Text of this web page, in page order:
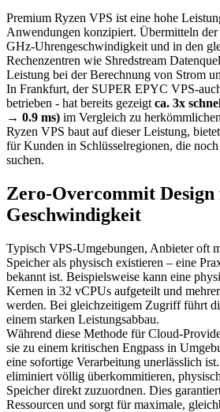
Premium Ryzen VPS ist eine hohe
Anwendungen konzipiert. Übermitteln
GHz-Uhrengeschwindigkeit und in den
Rechenzentren wie Shredstream
Leistung bei der Berechnung von Strom
In Frankfurt, der SUPER EPYC VPS-
betrieben - hat bereits gezeigt ca. 3x
→ 0.9 ms) im Vergleich zu
Ryzen VPS baut auf dieser Leistung,
für Kunden in Schlüsselregionen, die
suchen.
Zero-Overcommit
Geschwindigkeit
Typisch VPS-Umgebungen, Anbieter oft
Speicher als physisch existieren – eine
bekannt ist. Beispielsweise kann eine
Kernen in 32 vCPUs aufgeteilt und
werden. Bei gleichzeitigem Zugriff führt
einem starken Leistungsabbau.
Während diese Methode für Cloud-
sie zu einem kritischen Engpass in
eine sofortige Verarbeitung unerlässlich
eliminiert völlig überkommitieren,
Speicher direkt zuzuordnen. Dies
Ressourcen und sorgt für maximale,